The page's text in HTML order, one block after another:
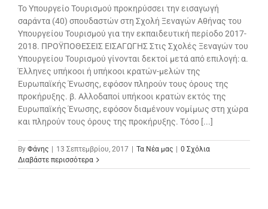
To Υπουργείο Τουρισμού προκηρύσσει την εισαγωγή
σαράντα (40) σπουδαστών στη Σχολή Ξεναγών Αθήνας του
Υπουργείου Τουρισμού για την εκπαιδευτική περίοδο 2017-
2018. ΠΡΟΫΠΟΘΕΣΕΙΣ ΕΙΣΑΓΩΓΗΣ Στις Σχολές Ξεναγών του
Υπουργείου Τουρισμού γίνονται δεκτοί μετά από επιλογή: α.
Έλληνες υπήκοοι ή υπήκοοι κρατών-μελών της
Ευρωπαϊκής Ένωσης, εφόσον πληρούν τους όρους της
προκήρυξης. β. Αλλοδαποί υπήκοοι κρατών εκτός της
Ευρωπαϊκής Ένωσης, εφόσον διαμένουν νομίμως στη χώρα
και πληρούν τους όρους της προκήρυξης. Τόσο [...]
By Φάνης 13 Σεπτεμβρίου, 2017 Τα Νέα μας
0 Σχόλια
Διαβάστε περισσότερα